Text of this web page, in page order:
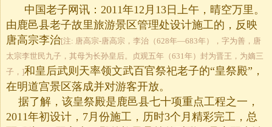
中国老子网讯：2011年12月13日上午，晴空万里。
由鹿邑县老子故里旅游景区管理处设计施工的，反映
唐高宗李治[注: 唐高宗-唐高宗，李治（628年—683年），字为善，唐
太宗李世民九子，其母为长孙皇后。贞观五年（631年）封为晋王，为嫡三
子，]和皇后武则天率领文武百官祭祀老子的“皇祭殿”，
在明道宫景区落成并对游客开放。
据了解，该皇祭殿是鹿邑县七十项重点工程之一，
2011年初设计，7月份施工，历时3个月精彩完工，总